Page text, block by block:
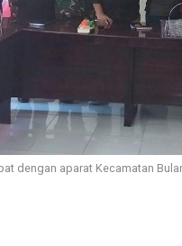
dengan aparat Kecamatan